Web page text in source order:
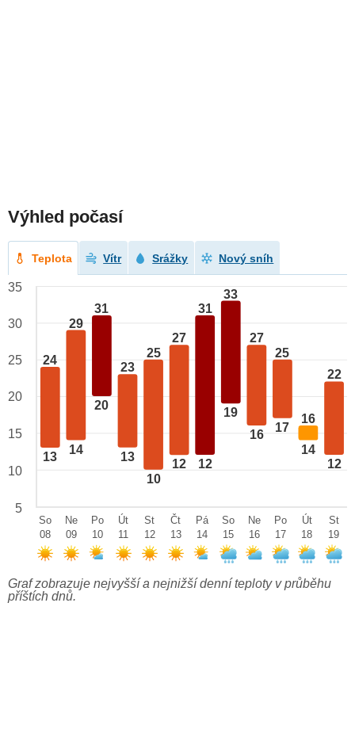
Výhled počasí
Teplota Vítr Srážky Nový sníh
24
13
29
14
31
20
23
13
25
10
27
12
31
12
33
19
27
16
25
17
16
14
22
12
35
30
25
20
15
10
5
So
08
Ne
09
Po
10
Út
11
St
12
Čt
13
Pá
14
So
15
Ne
16
Po
17
Út
18
St
19
Graf zobrazuje nejvyšší a nejnižší denní teploty v průběhu
příštích dnů.